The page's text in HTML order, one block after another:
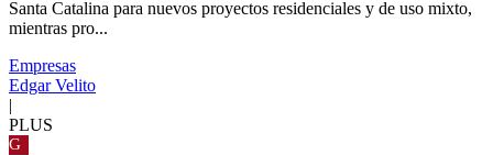
Santa Catalina para nuevos proyectos residenciales y de uso mixto,
mientras pro...
Empresas
Edgar Velito
|
PLUS
G